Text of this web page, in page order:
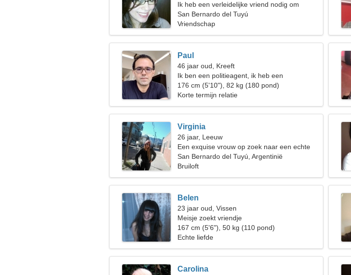
Ik heb een verleidelijke vriend nodig om
samen te skiën
San Bernardo del Tuyú
Vriendschap
Paul
46 jaar oud, Kreeft
Ik ben een politieagent, ik heb een
aanhankelijke vrouw nodig
176 cm (5'10"), 82 kg (180 pond)
Korte termijn relatie
Virginia
26 jaar, Leeuw
Een exquise vrouw op zoek naar een echte
relatie
San Bernardo del Tuyú, Argentinië
Bruiloft
Belen
23 jaar oud, Vissen
Meisje zoekt vriendje
167 cm (5'6"), 50 kg (110 pond)
Echte liefde
Carolina